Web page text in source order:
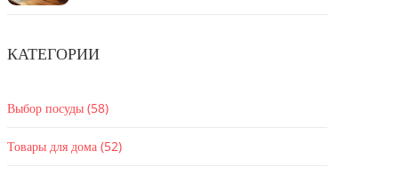
КАТЕГОРИИ
Выбор посуды (58)
Товары для дома (52)